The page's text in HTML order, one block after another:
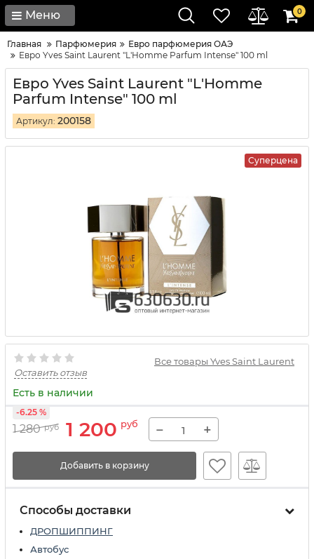
Меню 0
Главная Парфюмерия
Евро парфюмерия ОАЭ
Евро Yves Saint Laurent "L'Homme Parfum Intense" 100 ml
Евро Yves Saint Laurent "L'Homme
Parfum Intense" 100 ml
Артикул: 200158
Суперцена
Все товары Yves Saint Laurent
Оставить отзыв
Есть в наличии
1 280 руб 1 200 руб
-6.25 %
− +
Добавить в корзину
Способы доставки
ДРОПШИППИНГ
Автобус